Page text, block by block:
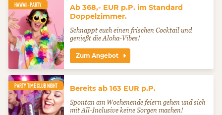
HAWAII-PARTY
Ab 368,- EUR p.P. im Standard
Doppelzimmer.
Schnappt euch einen frischen Cocktail und
genießt die Aloha-Vibes!
Zum Angebot
PARTY TIME CLUB NIGHT Bereits ab 163 EUR p.P.
Spontan am Wochenende feiern gehen und sich
mit All-Inclusive keine Sorgen machen!